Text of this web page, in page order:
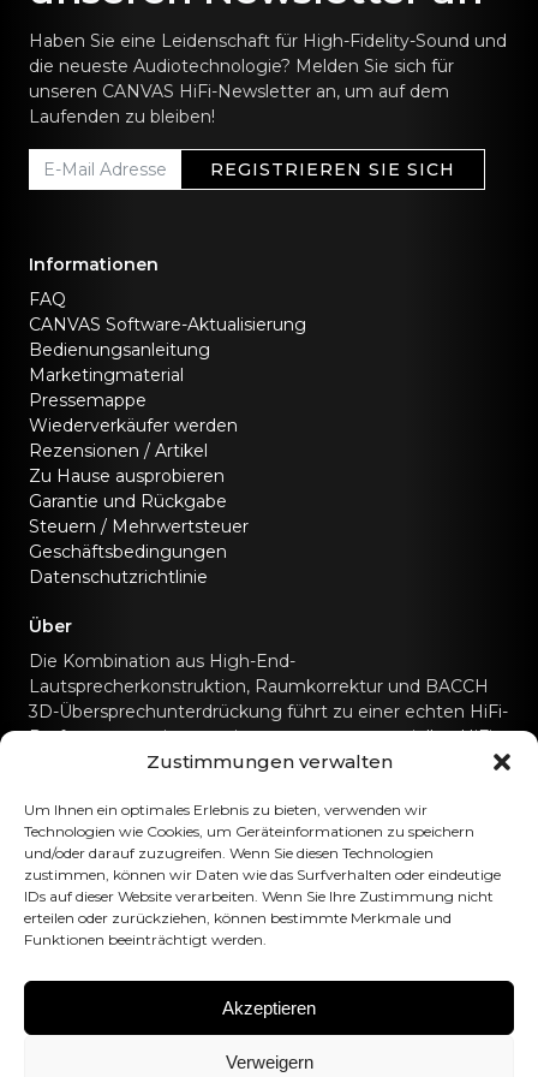
Zustimmungen verwalten
Um Ihnen ein optimales Erlebnis zu bieten, verwenden wir
Technologien wie Cookies, um Geräteinformationen zu speichern
und/oder darauf zuzugreifen. Wenn Sie diesen Technologien
zustimmen, können wir Daten wie das Surfverhalten oder eindeutige
IDs auf dieser Website verarbeiten. Wenn Sie Ihre Zustimmung nicht
erteilen oder zurückziehen, können bestimmte Merkmale und
Funktionen beeinträchtigt werden.
Akzeptieren
Verweigern
Haben Sie eine Leidenschaft für High-Fidelity-Sound und
die neueste Audiotechnologie? Melden Sie sich für
unseren CANVAS HiFi-Newsletter an, um auf dem
Laufenden zu bleiben!
REGISTRIEREN SIE SICH
Informationen
FAQ
CANVAS Software-Aktualisierung
Bedienungsanleitung
Marketingmaterial
Pressemappe
Wiederverkäufer werden
Rezensionen / Artikel
Zu Hause ausprobieren
Garantie und Rückgabe
Steuern / Mehrwertsteuer
Geschäftsbedingungen
Datenschutzrichtlinie
Über
Die Kombination aus High-End-
Lautsprecherkonstruktion, Raumkorrektur und BACCH
3D-Übersprechunterdrückung führt zu einer echten HiFi-
Performance, wie man sie sonst nur von speziellen HiFi-
Soundsystemen kennt.
Kontaktiere uns
hello@canvashifi.com Anruf +45 29 75 00 45
CANVAS HiFi ApS
Flade Engvej 4
Umsatzsteuer-Identifikationsnummer:DK43519425